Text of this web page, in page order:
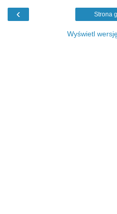
‹ Strona
Wyświetl